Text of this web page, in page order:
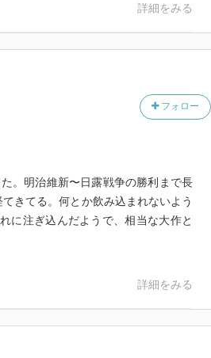
詳細をみる
フォロー
。明治維新〜日露戦争の勝利まで長
きてる。何とか飲み込まれないよう
に注ぎ込んだようで、相当な大作と
詳細をみる